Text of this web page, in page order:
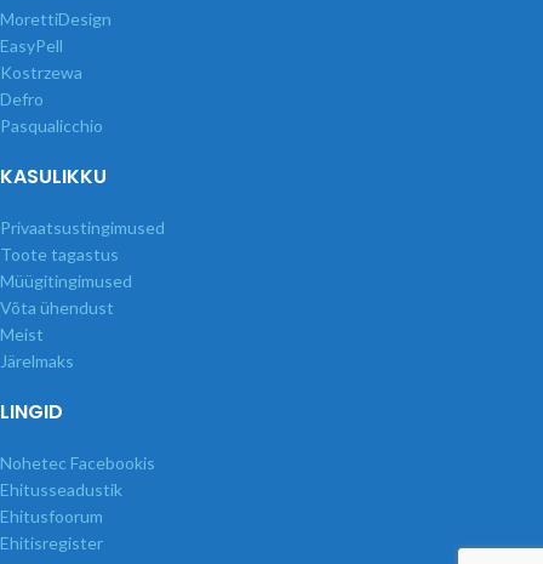
MorettiDesign
EasyPell
Kostrzewa
Defro
Pasqualicchio
KASULIKKU
Privaatsustingimused
Toote tagastus
Müügitingimused
Võta ühendust
Meist
Järelmaks
LINGID
Nohetec Facebookis
Ehitusseadustik
Ehitusfoorum
Ehitisregister